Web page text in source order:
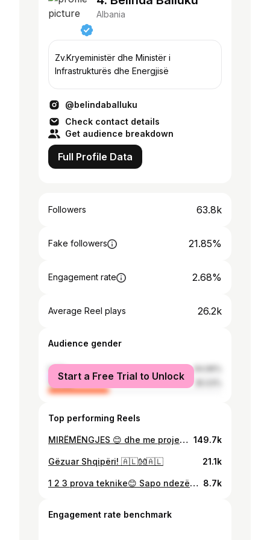
Albania
Zv.Kryeministër dhe Ministër i
Infrastrukturës dhe Energjisë
@belindaballuku
Check contact details
Get audience breakdown
Full Profile Data
Followers 63.8k
Fake followers 21.85%
Engagement rate 2.68%
Average Reel plays 26.2k
Audience gender
male
female
Start a Free Trial to Unlock
Top performing Reels
MIRËMËNGJES 😊 dhe me projektin inovativ të qendrës turistike “Divizioni” në Bulqizë, tanimë në kantier për t’u realizuar si një shëmbëlltyrë e re e transformimit të turizmit shqiptar, edhe në një zonë nga ku deri para disa vitesh vinin vetëm lajme vdekjesh e plagosjesh të minatorëve të keqpaguar apo pamje fëmijësh e grash me trasta kromi në kurriz për të mbijetuar, ju uroj një ditë të mbarë🫶 149.7k
Gëzuar Shqipëri! 🇦🇱👐🇦🇱 21.1k
1 2 3 prova teknike😊 Sapo ndezëm dritat në Lotin 1 të Unazës së madhe🤝 Edhe 5 ditë nga hapja e saj💪 8.7k
Engagement rate benchmark